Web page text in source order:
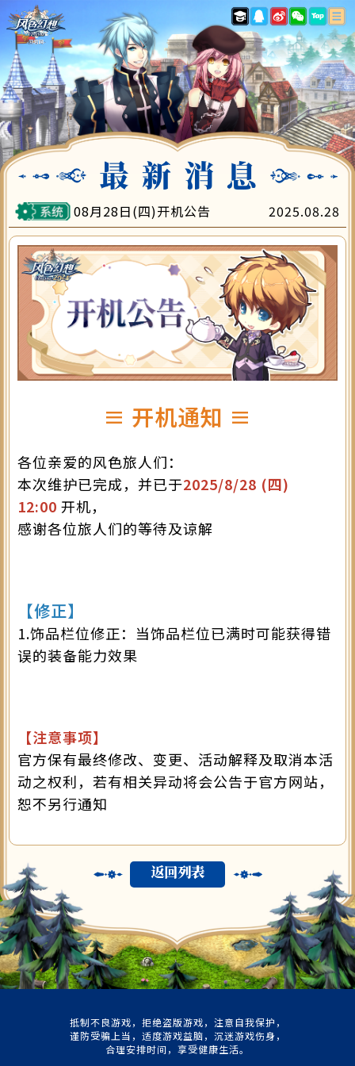
最新消息
游戏指南
账号注册
下载专区
游戏充值
会员中心
08月28日(四)开机公告 2025.08.28
≡ 开机通知 ≡
各位亲爱的风色旅人们：
本次维护已完成，并已于2025/8/28 (四)
12:00 开机，
感谢各位旅人们的等待及谅解
【修正】
1.饰品栏位修正：当饰品栏位已满时可能获得错
误的装备能力效果
【注意事项】
官方保有最终修改、变更、活动解释及取消本活
动之权利，若有相关异动将会公告于官方网站，
恕不另行通知
返回列表
抵制不良游戏，拒绝盗版游戏，注意自我保护，
谨防受骗上当，适度游戏益脑，沉迷游戏伤身，
合理安排时间，享受健康生活。